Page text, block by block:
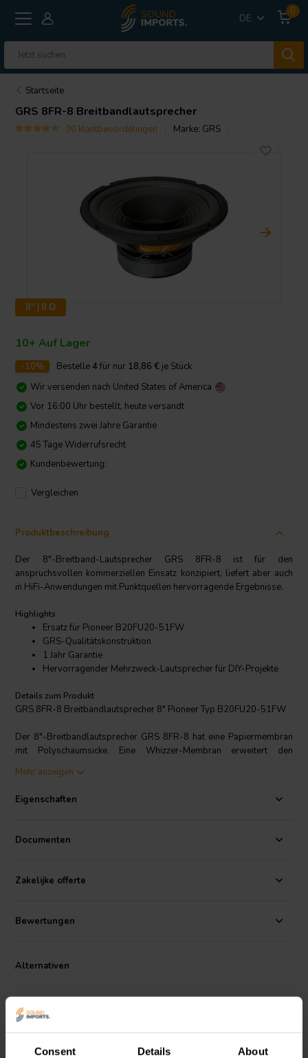
Consent Details About
DE
0
Startseite
GRS 8FR-8 Breitbandlautsprecher
30 klantbeoordelingen Marke: GRS
8" | 8 Ω
10+ Auf Lager
-10% Bestelle4 für nur 18,86 € je Stück
Wir versenden nach United States of America
Vor 16:00 Uhr bestellt, heute versandt
Mindestens zwei Jahre Garantie
45 Tage Widerrufsrecht
Kundenbewertung:
Vergleichen
Produktbeschreibung
Der 8"-Breitband-Lautsprecher GRS 8FR-8 ist für den
anspruchsvollen kommerziellen Einsatz konzipiert, liefert aber auch
in HiFi-Anwendungen mit Punktquellen hervorragende Ergebnisse.
Highlights
Ersatz für Pioneer B20FU20-51FW
GRS-Qualitätskonstruktion
1 Jahr Garantie
Hervorragender Mehrzweck-Lautsprecher für DIY-Projekte
Details zum Produkt
GRS 8FR-8 Breitbandlautsprecher 8" Pioneer Typ B20FU20-51FW
Der 8"-Breitbandlautsprecher GRS 8FR-8 hat eine Papiermembran
mit Polyschaumsicke. Eine Whizzer-Membran erweitert den
wurde für den harten kommerziellen Einsatz entwickelt, liefert aber
Ergebnisse. Der erschwingliche Preis macht ihn perfekt für
B20FU20-51FW (in Heimwerkerkreisen auch als BOFU bekannt)
Mehr anzeigen
Eigenschaften
Documenten
Zakelijke offerte
Bewertungen
Alternativen